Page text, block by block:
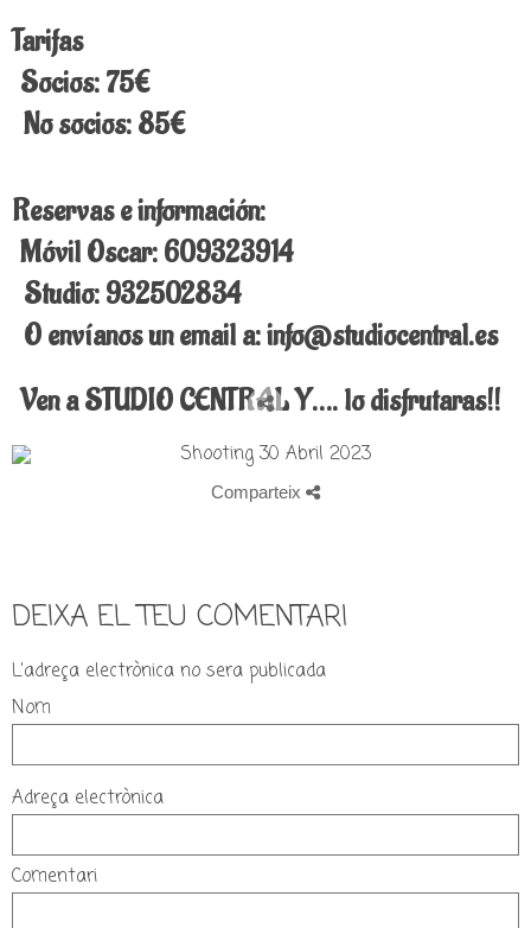
Tarifas
Socios: 75€
No socios: 85€
Reservas e información:
Móvil Oscar: 609323914
Studio: 932502834
O envíanos un email a: info@studiocentral.es
Ven a STUDIO CENTRAL Y…. lo disfrutaras!!
Comparteix
DEIXA EL TEU COMENTARI
L'adreça electrònica no sera publicada
Nom
Adreça electrònica
Comentari